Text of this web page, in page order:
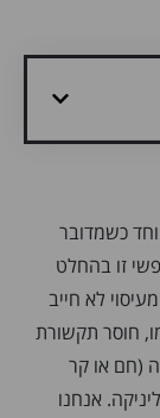
כשמדובר
זו בהחלט
לא חייב
חוסר תקשורת
(חם או קר
אנחנו